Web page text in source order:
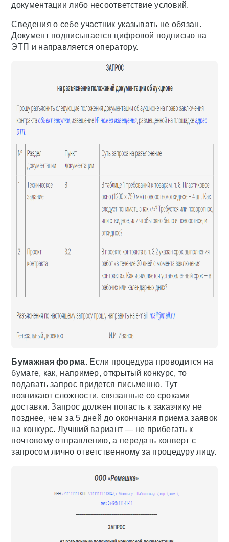
документации либо несоответствие условий.
Сведения о себе участник указывать не обязан.
Документ подписывается цифровой подписью на
ЭТП и направляется оператору.
Бумажная форма. Если процедура проводится на
бумаге, как, например, открытый конкурс, то
подавать запрос придется письменно. Тут
возникают сложности, связанные со сроками
доставки. Запрос должен попасть к заказчику не
позднее, чем за 5 дней до окончания приема заявок
на конкурс. Лучший вариант — не прибегать к
почтовому отправлению, а передать конверт с
запросом лично ответственному за процедуру лицу.